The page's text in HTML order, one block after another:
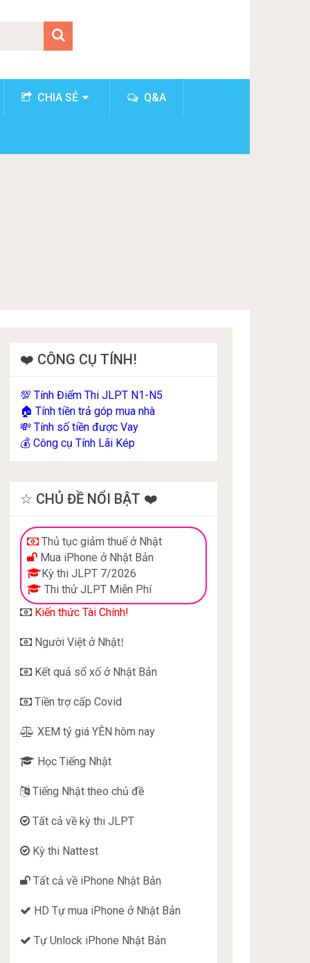
CHIA SẺ Q&A
❤️ CÔNG CỤ TÍNH!
💯Tính Điểm Thi JLPT N1-N5
🏠Tính tiền trả góp mua nhà
💸Tính số tiền được Vay
💰Công cụ Tính Lãi Kép
☆ CHỦ ĐỀ NỔI BẬT ❤️
Thủ tục giảm thuế ở Nhật
Mua iPhone ở Nhật Bản
Kỳ thi JLPT 7/2026
Thi thử JLPT Miễn Phí
Kiến thức Tài Chính!
Người Việt ở Nhật!
Kết quả sổ xố ở Nhật Bản
Tiền trợ cấp Covid
XEM tỷ giá YÊN hôm nay
Học Tiếng Nhật
Tiếng Nhật theo chủ đề
Tất cả về kỳ thi JLPT
Kỳ thi Nattest
Tất cả về iPhone Nhật Bản
HD Tự mua iPhone ở Nhật Bản
Tự Unlock iPhone Nhật Bản